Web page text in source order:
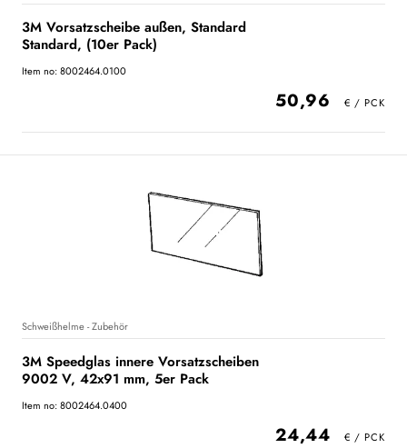
3M Vorsatzscheibe außen, Standard
Standard, (10er Pack)
Item no: 8002464.0100
50,96
Schweißhelme - Zubehör
3M Speedglas innere Vorsatzscheiben
9002 V, 42x91 mm, 5er Pack
Item no: 8002464.0400
24,44